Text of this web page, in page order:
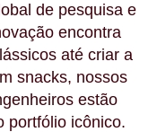
de pesquisa e
encontra
até criar a
snacks, nossos
estão
portfólio icônico.